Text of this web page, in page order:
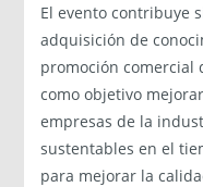
El evento contribuye
adquisición de
promoción comercial
como objetivo
empresas de la
sustentables en el
para mejorar la